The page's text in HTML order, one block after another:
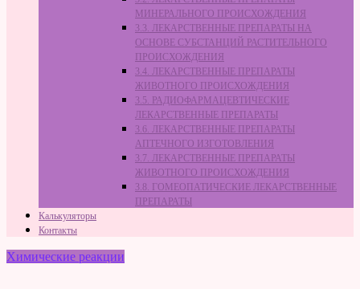
МИНЕРАЛЬНОГО ПРОИСХОЖДЕНИЯ
3.3. ЛЕКАРСТВЕННЫЕ ПРЕПАРАТЫ НА
ОСНОВЕ СУБСТАНЦИЙ РАСТИТЕЛЬНОГО
ПРОИСХОЖДЕНИЯ
3.4. ЛЕКАРСТВЕННЫЕ ПРЕПАРАТЫ
ЖИВОТНОГО ПРОИСХОЖДЕНИЯ
3.5. РАДИОФАРМАЦЕВТИЧЕСКИЕ
ЛЕКАРСТВЕННЫЕ ПРЕПАРАТЫ
3.6. ЛЕКАРСТВЕННЫЕ ПРЕПАРАТЫ
АПТЕЧНОГО ИЗГОТОВЛЕНИЯ
3.7. ЛЕКАРСТВЕННЫЕ ПРЕПАРАТЫ
ЖИВОТНОГО ПРОИСХОЖДЕНИЯ
3.8. ГОМЕОПАТИЧЕСКИЕ ЛЕКАРСТВЕННЫЕ
ПРЕПАРАТЫ
Калькуляторы
Контакты
Химические реакции